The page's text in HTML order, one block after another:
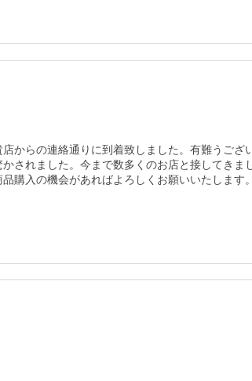
からの連絡通りに到着致しました。有難うご
されました。今まで数多くのお店と接してき
購入の機会があればよろしくお願いいたします。